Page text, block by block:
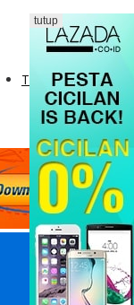
Tambahkan Menu
tutup